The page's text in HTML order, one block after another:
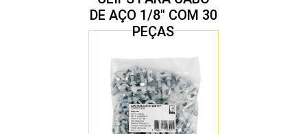
DE AÇO 1/8″ COM 30
PEÇAS